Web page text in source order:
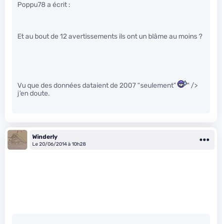
Poppu78 a écrit :
Et au bout de 12 avertissements ils ont un blâme au moins ?
Vu que des données dataient de 2007 “seulement”
" />
j’en doute.
Winderly
Le 20/06/2014 à 10h28